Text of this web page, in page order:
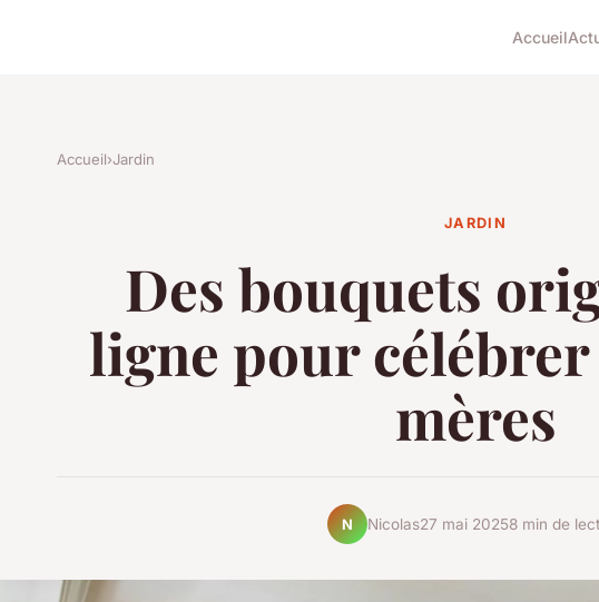
Accueil
Accueil›Jardin
JARDIN
Des bouquets
ligne pour célébrer
mères
N Nicolas27 mai 20258 min de